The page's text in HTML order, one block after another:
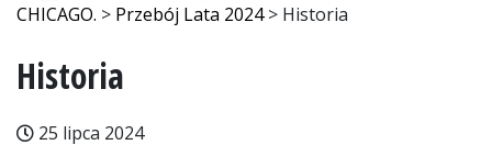
CHICAGO. > Przebój Lata 2024> Historia
Historia
25 lipca 2024